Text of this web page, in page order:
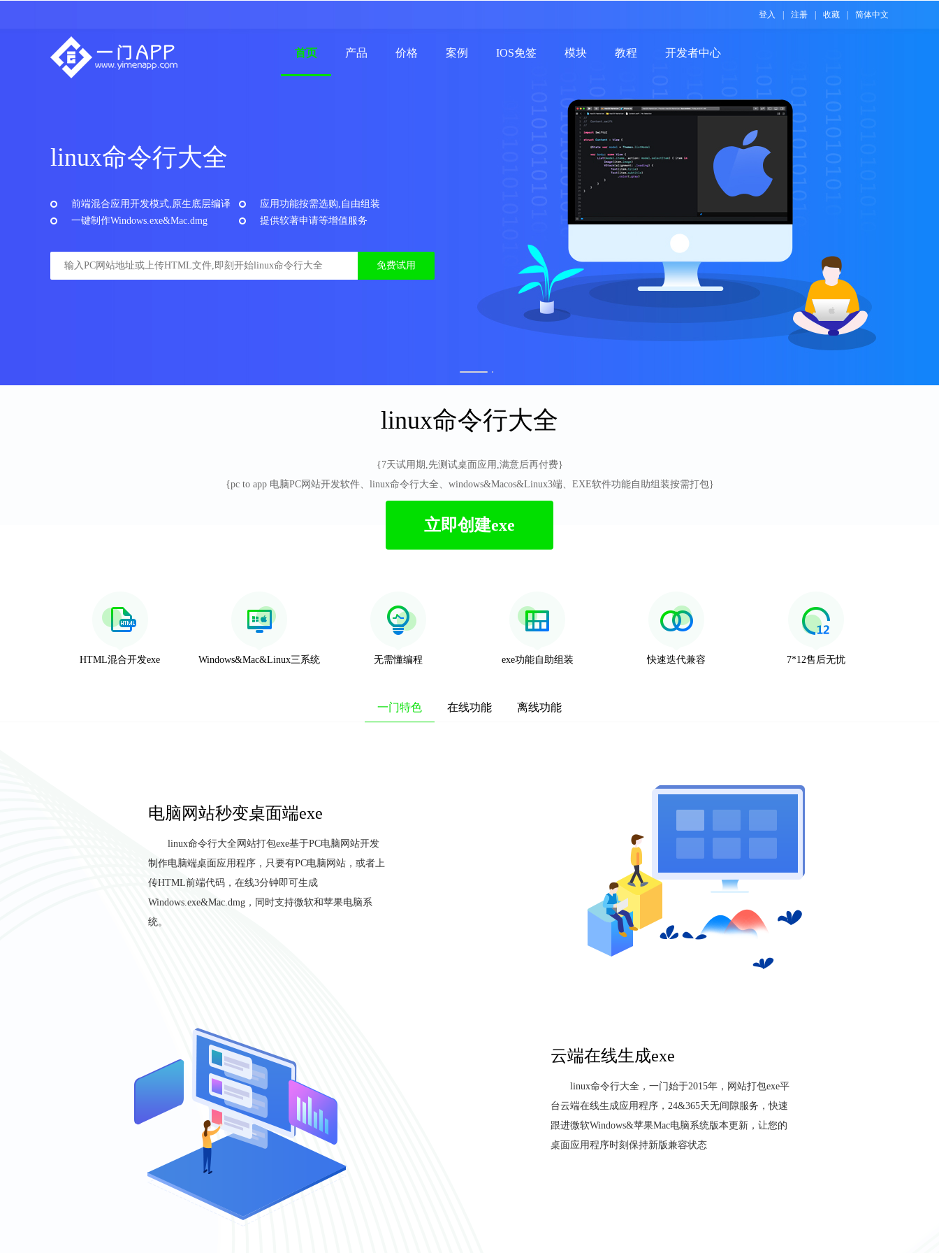
登入 注册 收藏 简体中文
首页 产品 价格 案例 IOS免签 模块 教程 开发者中心
linux命令行大全
前端混合应用开发模式,原生底层编译
应用功能按需选购,自由组装
一键制作Windows.exe&Mac.dmg
提供软著申请等增值服务
免费试用
linux命令行大全
{7天试用期,先测试桌面应用,满意后再付费}
{pc to app 电脑PC网站开发软件、linux命令行大全、windows&Macos&Linux3端、EXE软件功能自助组装按需打包}
立即创建exe
HTML混合开发exe Windows&Mac&Linux三系统 无需懂编程 exe功能自助组装 快速迭代兼容 7*12售后无忧
一门特色 在线功能 离线功能
电脑网站秒变桌面端exe
linux命令行大全网站打包exe基于PC电脑网站开发
制作电脑端桌面应用程序，只要有PC电脑网站，或者上
传HTML前端代码，在线3分钟即可生成
Windows.exe&Mac.dmg，同时支持微软和苹果电脑系
统。
云端在线生成exe
linux命令行大全，一门始于2015年，网站打包exe平
台云端在线生成应用程序，24&365天无间隙服务，快速
跟进微软Windows&苹果Mac电脑系统版本更新，让您的
桌面应用程序时刻保持新版兼容状态